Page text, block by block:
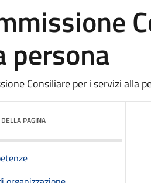
persona
Consiliare per i servizi alla
PAGINA